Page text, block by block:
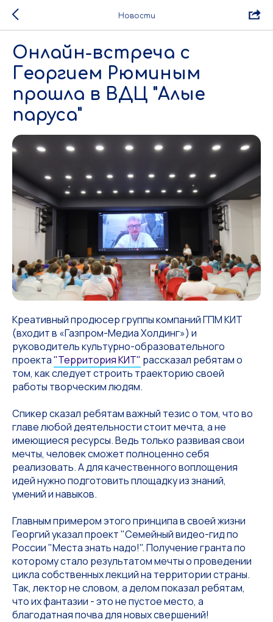
Новости
Онлайн-встреча с
Георгием Рюминым
прошла в ВДЦ "Алые
паруса"
Креативный продюсер группы компаний ГПМ КИТ
(входит в «Газпром-Медиа Холдинг») и
руководитель культурно-образовательного
проекта"Территория КИТ" рассказал ребятам о
том, как следует строить траекторию своей
работы творческим людям.
Спикер сказал ребятам важный тезис о том, что во
главе любой деятельности стоит мечта, а не
имеющиеся ресурсы. Ведь только развивая свои
мечты, человек сможет полноценно себя
реализовать. А для качественного воплощения
идей нужно подготовить площадку из знаний,
умений и навыков.
Главным примером этого принципа в своей жизни
Георгий указал проект "Семейный видео-гид по
России "Места знать надо!". Получение гранта по
которому стало результатом мечты о проведении
цикла собственных лекций на территории страны.
Так, лектор не словом, а делом показал ребятам,
что их фантазии - это не пустое место, а
благодатная почва для новых свершений!